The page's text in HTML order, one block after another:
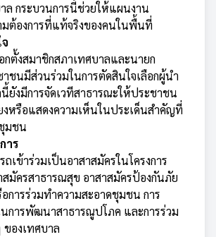
ล กระบวนการนี้ช่วยให้แผนงาน
มต้องการที่แท้จริงของคนในพื้นที่
กตั้งสมาชิกสภาเทศบาลและนายก
ชนมีส่วนร่วมในการตัดสินใจเลือกผู้นำ
ยังมีการจัดเวทีสาธารณะให้ประชาชน
งหรือแสดงความเห็นในประเด็นสำคัญที่
มชน
าร
เข้าร่วมเป็นอาสาสมัครในโครงการ
สมัครสาธารณสุข อาสาสมัครป้องกันภัย
การร่วมทำความสะอาดชุมชน การ
นการพัฒนาสาธารณูปโภค และการร่วม
ของเทศบาล